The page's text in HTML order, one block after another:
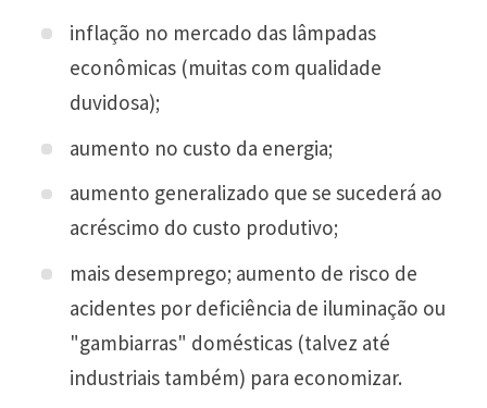
inflação no mercado das lâmpadas
econômicas (muitas com qualidade
duvidosa);
aumento no custo da energia;
aumento generalizado que se sucederá ao
acréscimo do custo produtivo;
mais desemprego; aumento de risco de
acidentes por deficiência de iluminação ou
"gambiarras" domésticas (talvez até
industriais também) para economizar.